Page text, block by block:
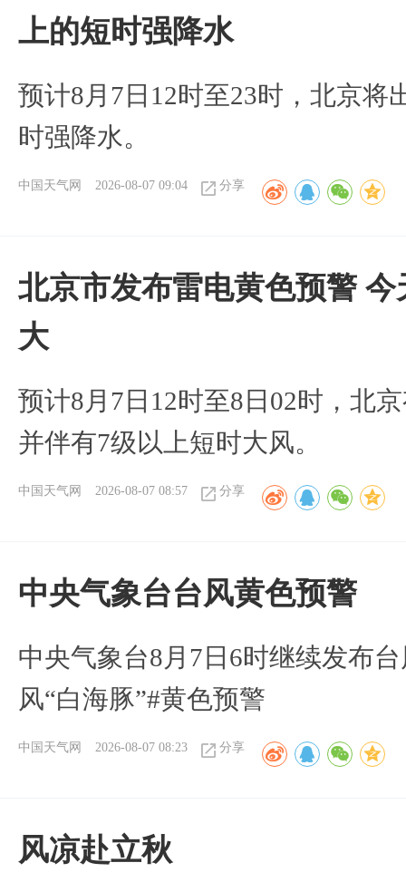
上的短时强降水
预计8月7日12时至23时，北京将
时强降水。
中国天气网 2026-08-07 09:04 分享
北京市发布雷电黄色预警
大
预计8月7日12时至8日02时，北
并伴有7级以上短时大风。
中国天气网 2026-08-07 08:57 分享
​中央气象台台风黄色预警
中央气象台8月7日6时继续发布
风“白海豚”#黄色预警
中国天气网 2026-08-07 08:23 分享
风凉赴立秋